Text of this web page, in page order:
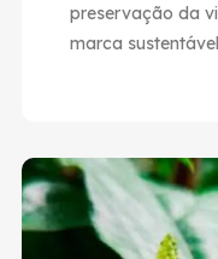
preservação da
marca